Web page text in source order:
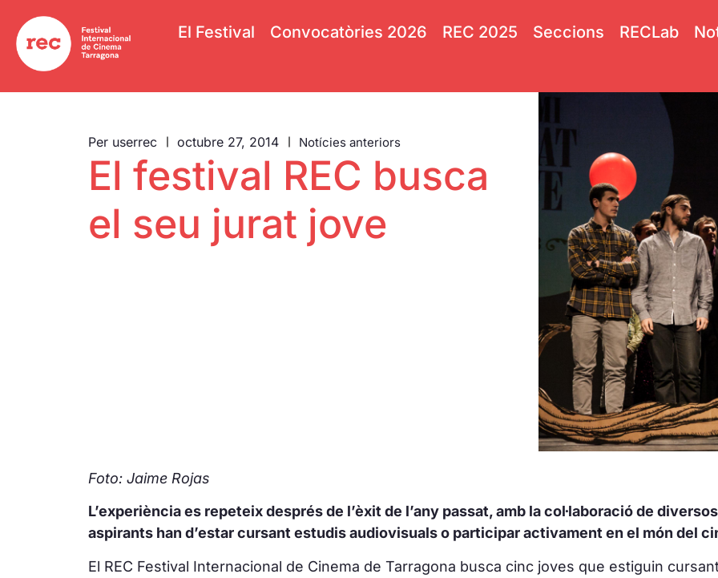
El Festival Convocatòries 2026 REC 2025 Seccions RECLab
Per userrec octubre 27, 2014 Notícies anteriors
El festival REC busca
el seu jurat jove
Foto: Jaime Rojas
L’experiència es repeteix després de l’èxit de l’any passat, amb la col·laboració de
aspirants han d’estar cursant estudis audiovisuals o participar activament en el món del
El REC Festival Internacional de Cinema de Tarragona busca cinc joves que estiguin